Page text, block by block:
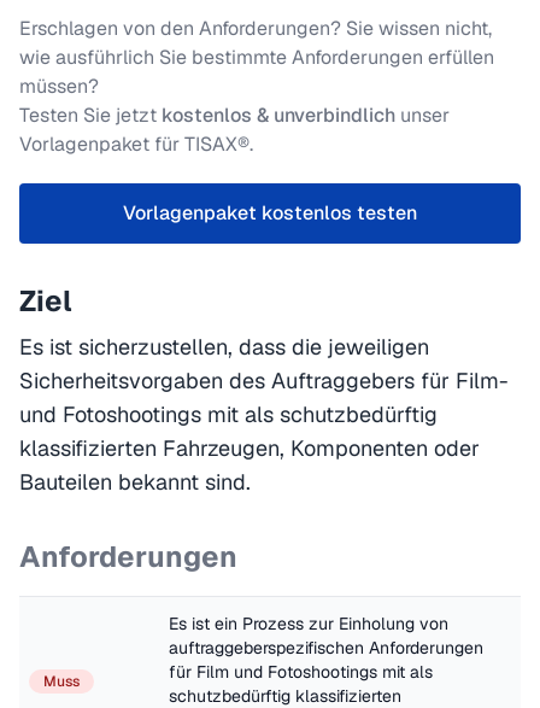
Erschlagen von den Anforderungen? Sie wissen nicht,
wie ausführlich Sie bestimmte Anforderungen erfüllen
müssen?
Testen Sie jetzt kostenlos & unverbindlich unser
Vorlagenpaket für TISAX®.
Vorlagenpaket kostenlos testen
Ziel
Es ist sicherzustellen, dass die jeweiligen
Sicherheitsvorgaben des Auftraggebers für Film-
und Fotoshootings mit als schutzbedürftig
klassifizierten Fahrzeugen, Komponenten oder
Bauteilen bekannt sind.
Anforderungen
Muss
Es ist ein Prozess zur Einholung von
auftraggeberspezifischen Anforderungen
für Film und Fotoshootings mit als
schutzbedürftig klassifizierten